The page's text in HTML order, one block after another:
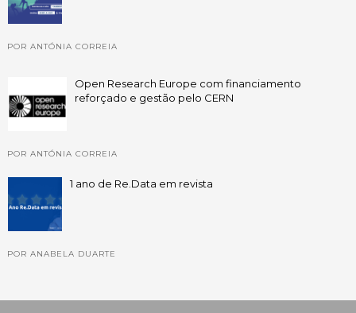
POR ANTÓNIA CORREIA
Open Research Europe com financiamento
reforçado e gestão pelo CERN
POR ANTÓNIA CORREIA
1 ano de Re.Data em revista
POR ANABELA DUARTE